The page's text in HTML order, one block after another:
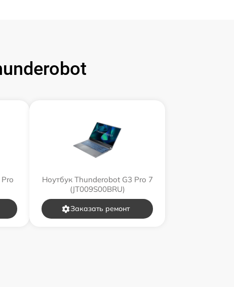
Ноутбук Thunderobot G3 Pro 7
(JT009S00BRU)
Заказать ремонт